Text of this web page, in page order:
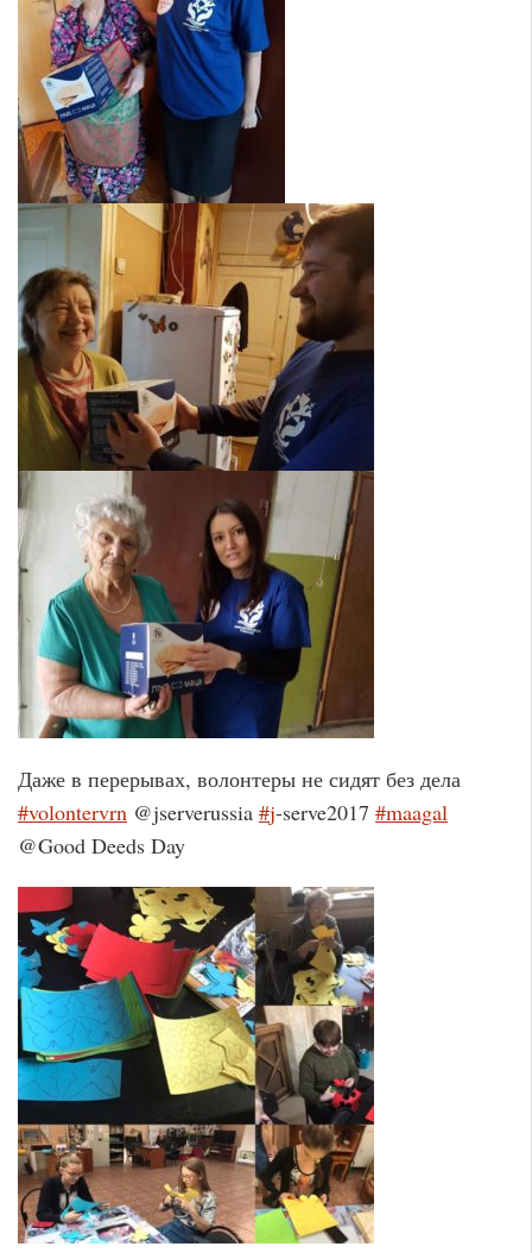
Даже в перерывах, волонтеры не сидят без дела
#volontervrn @jserverussia #j-serve2017 #maagal
@Good Deeds Day